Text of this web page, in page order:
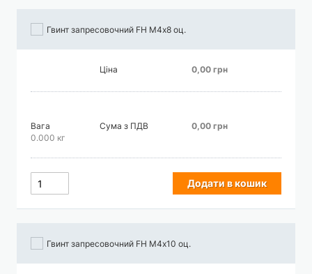
Гвинт запресовочний FH М4х8 оц.
Ціна 0,00 грн
Вага
0.000 кг
Сума з ПДВ 0,00 грн
Додати в кошик
Гвинт запресовочний FH М4х10 оц.